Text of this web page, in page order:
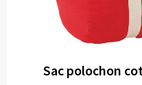
Sac polochon